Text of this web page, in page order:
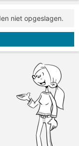
niet opgeslagen.